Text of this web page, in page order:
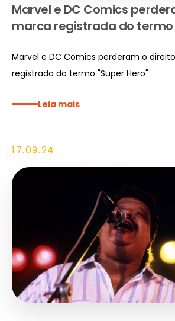
Marvel e DC Comics
marca registrada do termo
Marvel e DC Comics perderam o
registrada do termo "Super Hero"
Leia mais
17.09.24